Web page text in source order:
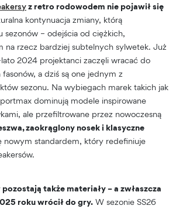
z retro rodowodem nie pojawił się
kontynuacja zmiany, którą
sezonów – odejścia od ciężkich,
na rzecz bardziej subtelnych sylwetek. Już
2024 projektanci zaczęli wracać do
a dziś są one jednym z
sezonu. Na wybiegach marek takich jak
dominują modele inspirowane
ale przefiltrowane przez nowoczesną
zaokrąglony nosek i klasyczne
nowym standardem, który redefiniuje
także materiały – a zwłaszcza
roku wrócił do gry. W sezonie SS26